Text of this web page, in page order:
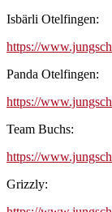
Isbärli Otelfingen:
https://
Panda Otelfingen:
https://
Team Buchs:
https://
Grizzly: